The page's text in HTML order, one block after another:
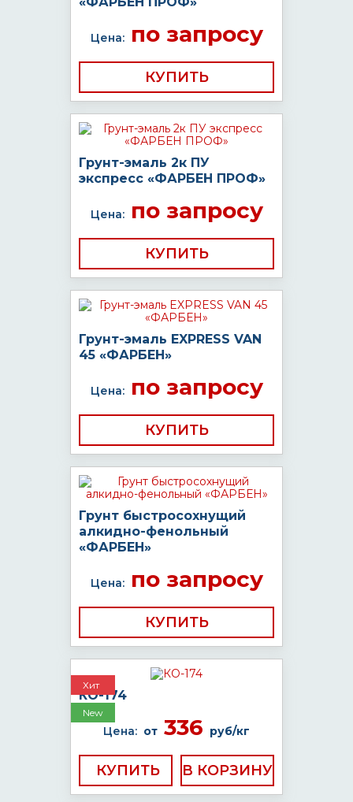
Цена:по запросу
КУПИТЬ
Грунт-эмаль 2к ПУ
экспресс «ФАРБЕН ПРОФ»
Цена:по запросу
КУПИТЬ
Грунт-эмаль EXPRESS VAN
45 «ФАРБЕН»
Цена:по запросу
КУПИТЬ
Грунт быстросохнущий
алкидно-фенольный
«ФАРБЕН»
Цена:по запросу
КУПИТЬ
Хит
New
КО-174
Цена: от 336 руб/кг
КУПИТЬ